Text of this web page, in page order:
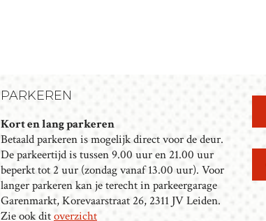
PARKEREN
Kort en lang parkeren
Betaald parkeren is mogelijk direct voor de deur.
De parkeertijd is tussen 9.00 uur en 21.00 uur
beperkt tot 2 uur (zondag vanaf 13.00 uur). Voor
langer parkeren kan je terecht in parkeergarage
Garenmarkt, Korevaarstraat 26, 2311 JV Leiden.
Zie ook ditoverzicht